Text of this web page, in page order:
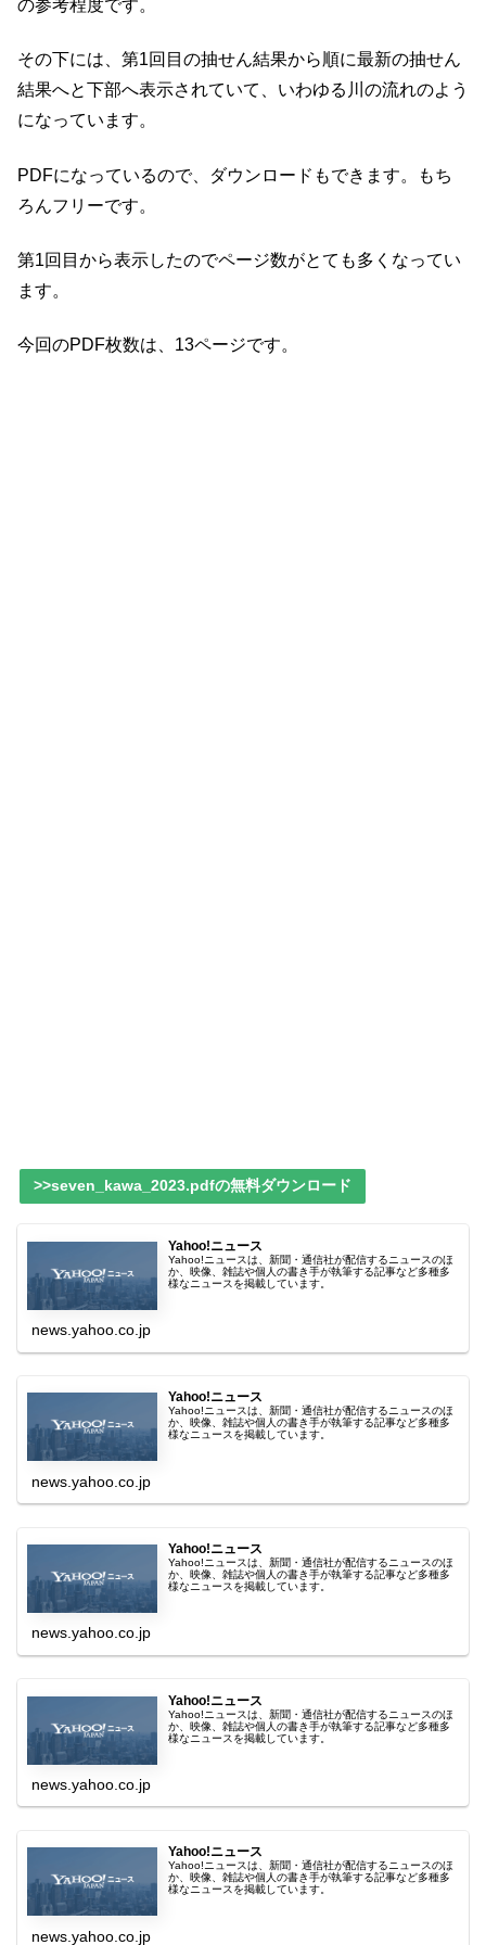
の参考程度です。
その下には、第1回目の抽せん結果から順に最新の抽せん
結果へと下部へ表示されていて、いわゆる川の流れのよう
になっています。
PDFになっているので、ダウンロードもできます。もち
ろんフリーです。
第1回目から表示したのでページ数がとても多くなってい
ます。
今回のPDF枚数は、13ページです。
>>seven_kawa_2023.pdfの無料ダウンロード
Yahoo!ニュース
Yahoo!ニュースは、新聞・通信社が配信するニュースのほ
か、映像、雑誌や個人の書き手が執筆する記事など多種多
様なニュースを掲載しています。
news.yahoo.co.jp
Yahoo!ニュース
Yahoo!ニュースは、新聞・通信社が配信するニュースのほ
か、映像、雑誌や個人の書き手が執筆する記事など多種多
様なニュースを掲載しています。
news.yahoo.co.jp
Yahoo!ニュース
Yahoo!ニュースは、新聞・通信社が配信するニュースのほ
か、映像、雑誌や個人の書き手が執筆する記事など多種多
様なニュースを掲載しています。
news.yahoo.co.jp
Yahoo!ニュース
Yahoo!ニュースは、新聞・通信社が配信するニュースのほ
か、映像、雑誌や個人の書き手が執筆する記事など多種多
様なニュースを掲載しています。
news.yahoo.co.jp
Yahoo!ニュース
Yahoo!ニュースは、新聞・通信社が配信するニュースのほ
か、映像、雑誌や個人の書き手が執筆する記事など多種多
様なニュースを掲載しています。
news.yahoo.co.jp